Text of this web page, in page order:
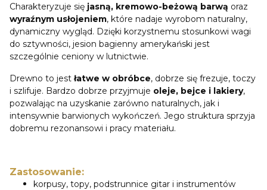
Charakteryzuje się jasną, kremowo-beżową barwą oraz
wyraźnym usłojeniem, które nadaje wyrobom naturalny,
dynamiczny wygląd. Dzięki korzystnemu stosunkowi wagi
do sztywności, jesion bagienny amerykański jest
szczególnie ceniony w lutnictwie.
Drewno to jestłatwe w obróbce, dobrze się frezuje, toczy
i szlifuje. Bardzo dobrze przyjmuje oleje, bejce i lakiery,
pozwalając na uzyskanie zarówno naturalnych, jak i
intensywnie barwionych wykończeń. Jego struktura sprzyja
dobremu rezonansowi i pracy materiału.
Zastosowanie:
korpusy, topy, podstrunnice gitar i instrumentów